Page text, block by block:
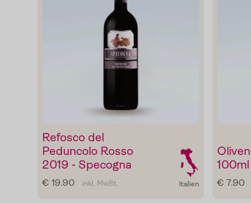
Presse
Kontakt
Refosco del
Peduncolo Rosso
2019 - Specogna
€ 19.90 inkl. MwSt. Italien € 7.90